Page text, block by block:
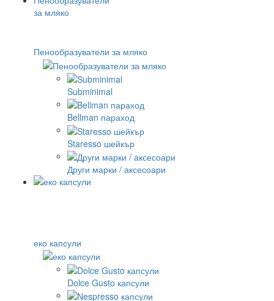
Пенообразуватели за мляко
Subminimal
Bellman параход
Staresso шейкър
Други марки / аксесоари
еко капсули
Dolce Gusto капсули